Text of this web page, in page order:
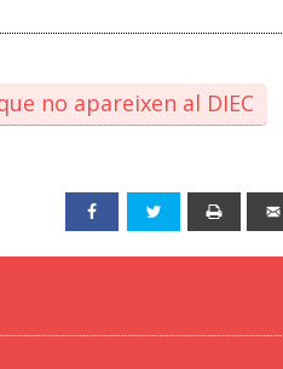
no apareixen al DIEC
Facebook Twitter